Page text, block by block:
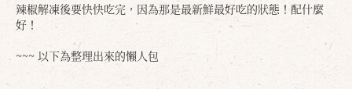
辣椒解凍後要快快吃完，因為那是最新鮮最好吃的狀態！配什麼
好！
~~~ 以下為整理出來的懶人包